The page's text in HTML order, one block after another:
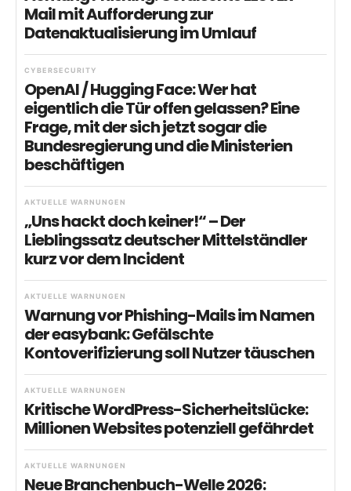
Mail mit Aufforderung zur
Datenaktualisierung im Umlauf
CYBERSECURITY
OpenAI / Hugging Face: Wer hat
eigentlich die Tür offen gelassen? Eine
Frage, mit der sich jetzt sogar die
Bundesregierung und die Ministerien
beschäftigen
AKTUELLE WARNUNGEN
„Uns hackt doch keiner!“ – Der
Lieblingssatz deutscher Mittelständler
kurz vor dem Incident
AKTUELLE WARNUNGEN
Warnung vor Phishing-Mails im Namen
der easybank: Gefälschte
Kontoverifizierung soll Nutzer täuschen
AKTUELLE WARNUNGEN
Kritische WordPress-Sicherheitslücke:
Millionen Websites potenziell gefährdet
AKTUELLE WARNUNGEN
Neue Branchenbuch-Welle 2026: